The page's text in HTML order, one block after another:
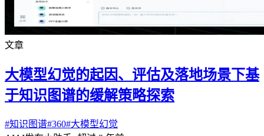
文章
大模型幻觉的起因、评估及落地场景下基
于知识图谱的缓解策略探索
#知识图谱#360#大模型幻觉